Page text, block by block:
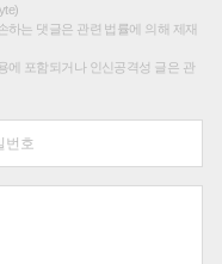
하는 댓글은 관련 법률에 의해 제재
에 포함되거나 인신공격성 글은 관